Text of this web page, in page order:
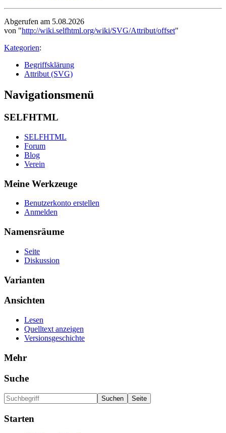
Abgerufen am 5.08.2026
von "http://wiki.selfhtml.org/wiki/SVG/Attribut/offset"
Kategorien:
Begriffsklärung
Attribut (SVG)
Navigationsmenü
SELFHTML
SELFHTML
Forum
Blog
Verein
Meine Werkzeuge
Benutzerkonto erstellen
Anmelden
Namensräume
Seite
Diskussion
Varianten
Ansichten
Lesen
Quelltext anzeigen
Versionsgeschichte
Mehr
Suche
Starten